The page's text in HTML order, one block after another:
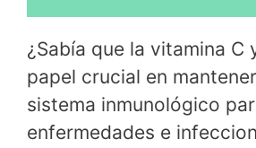
¿Sabía que la vitamina C
papel crucial en
sistema inmunológico
enfermedades e